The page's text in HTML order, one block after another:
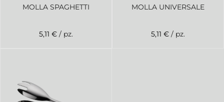
MOLLA SPAGHETTI
5,11 € / pz.
MOLLA UNIVERSALE
5,11 € / pz.